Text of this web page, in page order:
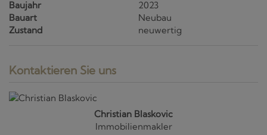
Baujahr
2023
Bauart
Neubau
Zustand
neuwertig
Kontaktieren Sie uns
Christian Blaskovic
Immobilienmakler